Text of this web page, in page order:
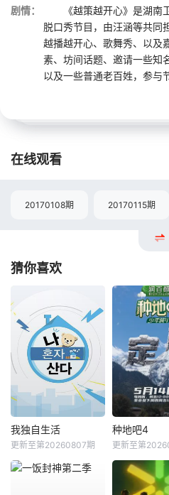
剧情：
《越策越开心》是湖南
脱口秀节目，由汪涵等共同
越播越开心、歌舞秀、以及
素、坊间话题、邀请一些知
以及一些普通老百姓，参与
在线观看
20170108期 20170115期
猜你喜欢
我独自生活
更新至第20260807期
种地吧4
更新至第